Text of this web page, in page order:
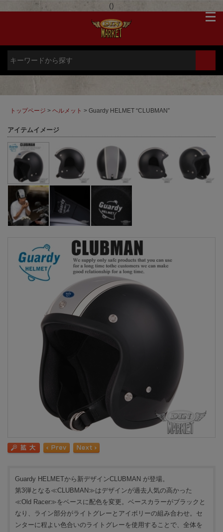
()
トップページ > ヘルメット > Guardy HELMET “CLUBMAN”
アイテムイメージ
Guardy HELMETから新デザインCLUBMAN が登場。
第3弾となる≪CLUBMAN≫はデザインが過去人気の高かった
≪Old Racer≫をベースに配色を変更。ベースカラーがブラックと
なり、ライン部分がライトグレーとアイボリーの組み合わせ。セ
ンターに程よい色合いのライトグレーを使用することで、全体を